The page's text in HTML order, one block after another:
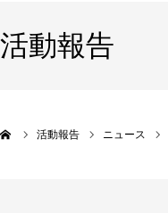
活動報告
活動報告 ニュース